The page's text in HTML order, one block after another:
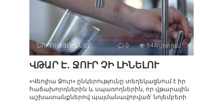
ՆՈՐՈՒԹՅՈՒՆՆԵՐ 0 944դիտում
ՎԹԱՐ Է․ ՋՈՒՐ ՉԻ ԼԻՆԵԼՈՒ
«Վեոլիա Ջուր» ընկերությունը տեղեկացնում է իր
հաճախորդներին և սպառողներին, որ վթարային
աշխատանքներով պայմանավորված՝ նոյեմբերի